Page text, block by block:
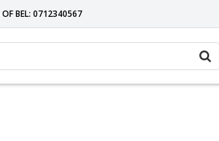
OF BEL: 0712340567